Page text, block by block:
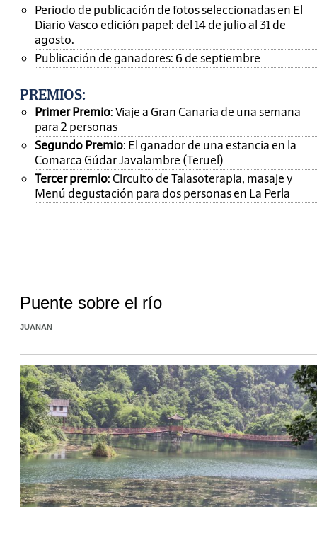
Periodo de publicación de fotos seleccionadas en El
Diario Vasco edición papel: del 14 de julio al 31 de
agosto.
Publicación de ganadores: 6 de septiembre
PREMIOS:
Primer Premio: Viaje a Gran Canaria de una semana
para 2 personas
Segundo Premio: El ganador de una estancia en la
Comarca Gúdar Javalambre (Teruel)
Tercer premio: Circuito de Talasoterapia, masaje y
Menú degustación para dos personas en La Perla
Puente sobre el río
JUANAN